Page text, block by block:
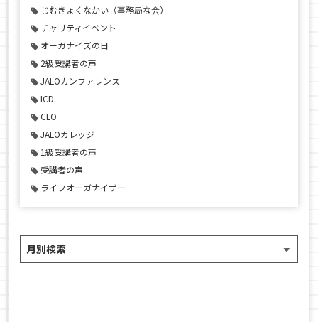
じむきょくなかい（事務局な会）
チャリティイベント
オーガナイズの日
2級受講者の声
JALOカンファレンス
ICD
CLO
JALOカレッジ
1級受講者の声
受講者の声
ライフオーガナイザー